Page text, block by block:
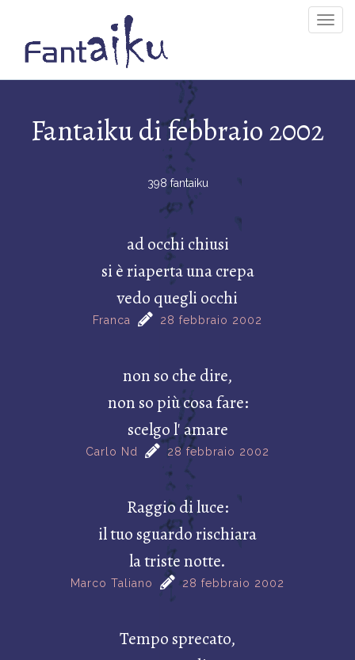
Fantaiku di febbraio 2002
398 fantaiku
ad occhi chiusi
si è riaperta una crepa
vedo quegli occhi
Franca 28 febbraio 2002
non so che dire,
non so più cosa fare:
scelgo l' amare
Carlo Nd 28 febbraio 2002
Raggio di luce:
il tuo sguardo rischiara
la triste notte.
Marco Taliano 28 febbraio 2002
Tempo sprecato,